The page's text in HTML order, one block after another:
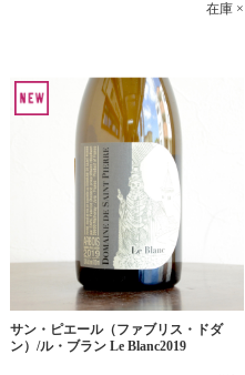
在庫 ×
サン・ピエール（ファブリス・ドダ
ン）/ル・ブラン Le Blanc2019